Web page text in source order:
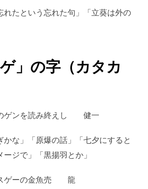
れたという忘れた句」「立葵は外の
」の字（カタカ
ゲンを読み終えし 健一
かな」「原爆の話」「七夕にすると
ジで」「黒揚羽とか」
ゲーの金魚売 龍